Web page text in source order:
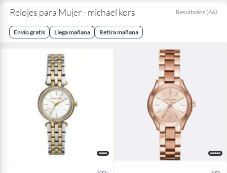
Relojes para Mujer - michael kors Resultados (66)
Envío gratis Llega mañana Retira mañana